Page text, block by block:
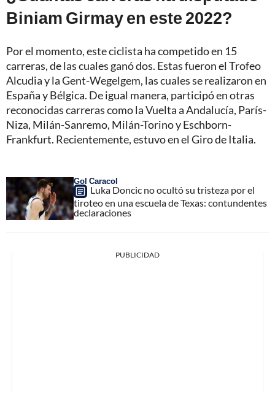
Biniam Girmay en este 2022?
Por el momento, este ciclista ha competido en 15
carreras, de las cuales ganó dos. Estas fueron el Trofeo
Alcudia y la Gent-Wegelgem, las cuales se realizaron en
España y Bélgica. De igual manera, participó en otras
reconocidas carreras como la Vuelta a Andalucía, París-
Niza, Milán-Sanremo, Milán-Torino y Eschborn-
Frankfurt. Recientemente, estuvo en el Giro de Italia.
Gol Caracol
Luka Doncic no ocultó su tristeza por el
tiroteo en una escuela de Texas: contundentes
declaraciones
PUBLICIDAD